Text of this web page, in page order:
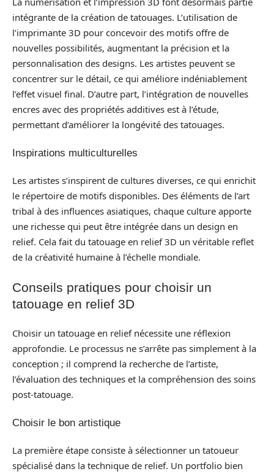
intégrante de la création de tatouages. L’utilisation de
l’imprimante 3D pour concevoir des motifs offre de
nouvelles possibilités, augmentant la précision et la
personnalisation des designs. Les artistes peuvent se
concentrer sur le détail, ce qui améliore indéniablement
l’effet visuel final. D’autre part, l’intégration de nouvelles
encres avec des propriétés additives est à l’étude,
permettant d’améliorer la longévité des tatouages.
Inspirations multiculturelles
Les artistes s’inspirent de cultures diverses, ce qui enrichit
le répertoire de motifs disponibles. Des éléments de l’art
tribal à des influences asiatiques, chaque culture apporte
une richesse qui peut être intégrée dans un design en
relief. Cela fait du tatouage en relief 3D un véritable reflet
de la créativité humaine à l’échelle mondiale.
Conseils pratiques pour choisir un
tatouage en relief 3D
Choisir un tatouage en relief nécessite une réflexion
approfondie. Le processus ne s’arrête pas simplement à la
conception ; il comprend la recherche de l’artiste,
l’évaluation des techniques et la compréhension des soins
post-tatouage.
Choisir le bon artistique
La première étape consiste à sélectionner un tatoueur
spécialisé dans la technique de relief. Un portfolio bien